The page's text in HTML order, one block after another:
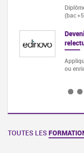
(bac
ou
TOUTES LES